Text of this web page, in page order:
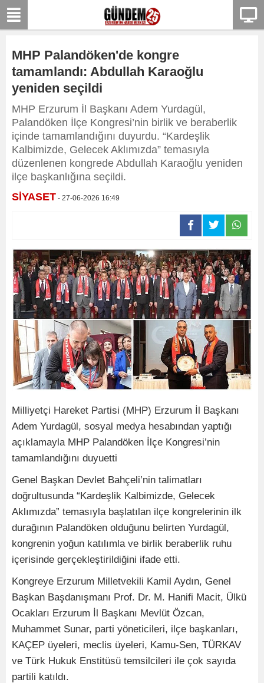
MHP Palandöken'de kongre
tamamlandı: Abdullah Karaoğlu
yeniden seçildi
MHP Erzurum İl Başkanı Adem Yurdagül,
Palandöken İlçe Kongresi’nin birlik ve beraberlik
içinde tamamlandığını duyurdu. “Kardeşlik
Kalbimizde, Gelecek Aklımızda” temasıyla
düzenlenen kongrede Abdullah Karaoğlu yeniden
ilçe başkanlığına seçildi.
SİYASET - 27-06-2026 16:49
Milliyetçi Hareket Partisi (MHP) Erzurum İl Başkanı
Adem Yurdagül, sosyal medya hesabından yaptığı
açıklamayla MHP Palandöken İlçe Kongresi’nin
tamamlandığını duyuetti
Genel Başkan Devlet Bahçeli’nin talimatları
doğrultusunda “Kardeşlik Kalbimizde, Gelecek
Aklımızda” temasıyla başlatılan ilçe kongrelerinin ilk
durağının Palandöken olduğunu belirten Yurdagül,
kongrenin yoğun katılımla ve birlik beraberlik ruhu
içerisinde gerçekleştirildiğini ifade etti.
Kongreye Erzurum Milletvekili Kamil Aydın, Genel
Başkan Başdanışmanı Prof. Dr. M. Hanifi Macit, Ülkü
Ocakları Erzurum İl Başkanı Mevlüt Özcan,
Muhammet Sunar, parti yöneticileri, ilçe başkanları,
KAÇEP üyeleri, meclis üyeleri, Kamu-Sen, TÜRKAV
ve Türk Hukuk Enstitüsü temsilcileri ile çok sayıda
partili katıldı.